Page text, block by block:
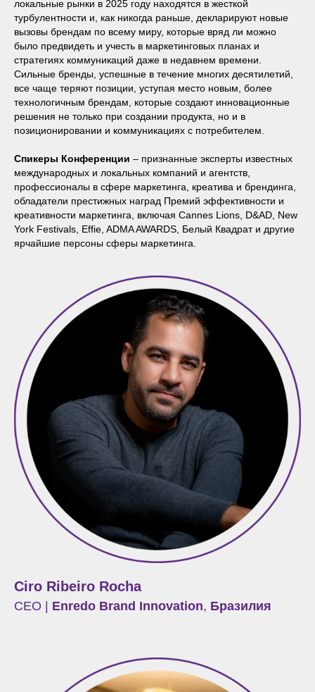
локальные рынки в 2025 году находятся в жесткой
турбулентности и, как никогда раньше, декларируют новые
вызовы брендам по всему миру, которые вряд ли можно
было предвидеть и учесть в маркетинговых планах и
стратегиях коммуникаций даже в недавнем времени.
Сильные бренды, успешные в течение многих десятилетий,
все чаще теряют позиции, уступая место новым, более
технологичным брендам, которые создают инновационные
решения не только при создании продукта, но и в
позиционировании и коммуникациях с потребителем.
Спикеры Конференции – признанные эксперты известных
международных и локальных компаний и агентств,
профессионалы в сфере маркетинга, креатива и брендинга,
обладатели престижных наград Премий эффективности и
креативности маркетинга, включая Cannes Lions, D&AD, New
York Festivals, Effie, ADMA AWARDS, Белый Квадрат и другие
ярчайшие персоны сферы маркетинга.
Ciro Ribeiro Rocha
CEO | Enredo Brand Innovation, Бразилия